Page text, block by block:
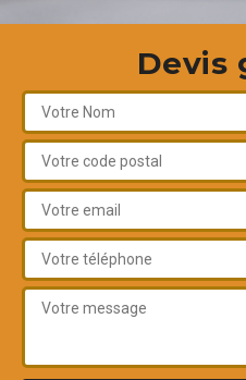
Devis